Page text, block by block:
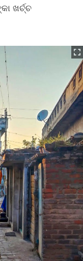
ଖର୍ଚ୍ଚ